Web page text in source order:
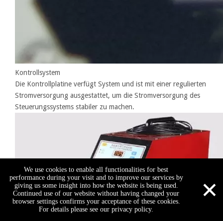
Kontrollsystem
Die Kontrollplatine verfügt System und ist mit einer regulierten
Stromversorgung ausgestattet, um die Stromversorgung des
Steuerungssystems stabiler zu machen.
Email Call Us
We use cookies to enable all functionalities for best
performance during your visit and to improve our services by
giving us some insight into how the website is being used.
Continued use of our website without having changed your
browser settings confirms your acceptance of these cookies.
For details please see our privacy policy.
×